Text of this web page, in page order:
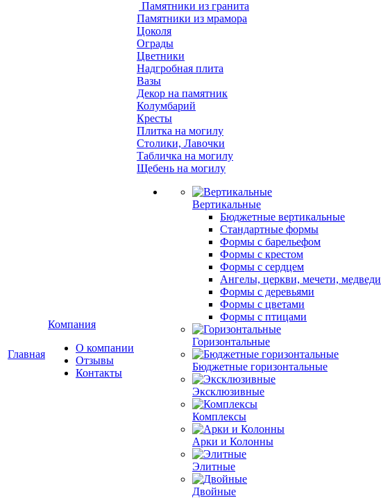
Главная
Компания
О компании
Отзывы
Контакты
Памятники из гранита
Памятники из мрамора
Цоколя
Ограды
Цветники
Надгробная плита
Вазы
Декор на памятник
Колумбарий
Кресты
Плитка на могилу
Столики, Лавочки
Табличка на могилу
Щебень на могилу
Вертикальные
Бюджетные вертикальные
Стандартные формы
Формы с барельефом
Формы с крестом
Формы с сердцем
Ангелы, церкви, мечети, медведи
Формы с деревьями
Формы с цветами
Формы с птицами
Горизонтальные
Бюджетные горизонтальные
Эксклюзивные
Комплексы
Арки и Колонны
Элитные
Двойные